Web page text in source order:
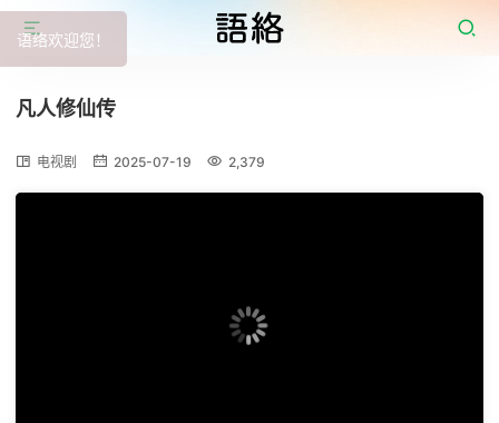
凡人修仙传
电视剧 2025-07-19 2,379
语络欢迎您！